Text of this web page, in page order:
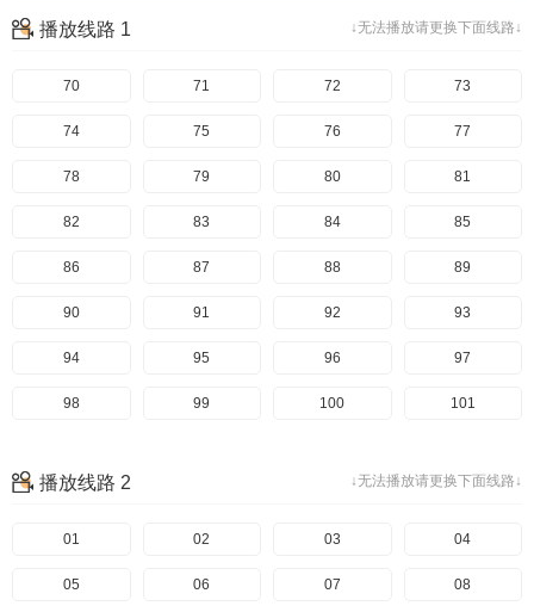
↓无法播放请更换下面线路↓
播放线路 1
70 71 72 73
74 75 76 77
78 79 80 81
82 83 84 85
86 87 88 89
90 91 92 93
94 95 96 97
98 99 100 101
106
110 111 112 113
114 115 116 117
↓无法播放请更换下面线路↓
播放线路 2
01 02 03 04
05 06 07 08